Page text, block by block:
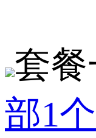
套餐
部1